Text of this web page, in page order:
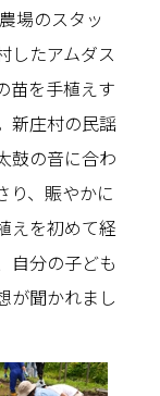
場のスタッ
したアムダス
苗を手植えす
新庄村の民謡
鼓の音に合わ
り、賑やかに
えを初めて経
自分の子ども
が聞かれまし